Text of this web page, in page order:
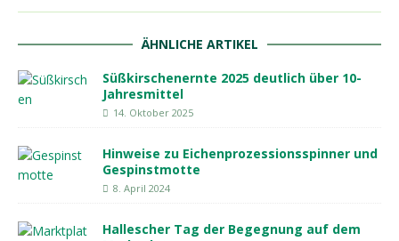
ÄHNLICHE ARTIKEL
Süßkirschenernte 2025 deutlich über 10-
Jahresmittel
14. Oktober 2025
Hinweise zu Eichenprozessionsspinner und
Gespinstmotte
8. April 2024
Hallescher Tag der Begegnung auf dem